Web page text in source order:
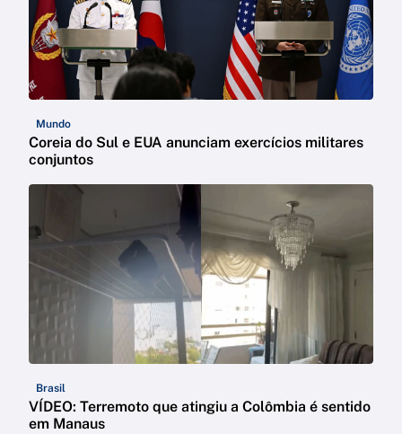
Mundo
Coreia do Sul e EUA anunciam exercícios militares
conjuntos
Brasil
VÍDEO: Terremoto que atingiu a Colômbia é sentido
em Manaus